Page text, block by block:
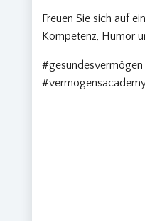
Freuen Sie sich auf
Kompetenz, Humor